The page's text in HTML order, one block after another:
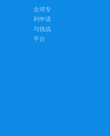
全球专
利申请
与挑战
平台